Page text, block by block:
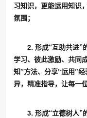
习知识，更能运用知识
氛围；
2. 形成“互助共进”
学习、彼此激励、共同
知”方法、分享“运用”
异，精准指导，让每一
3. 形成“立德树人”